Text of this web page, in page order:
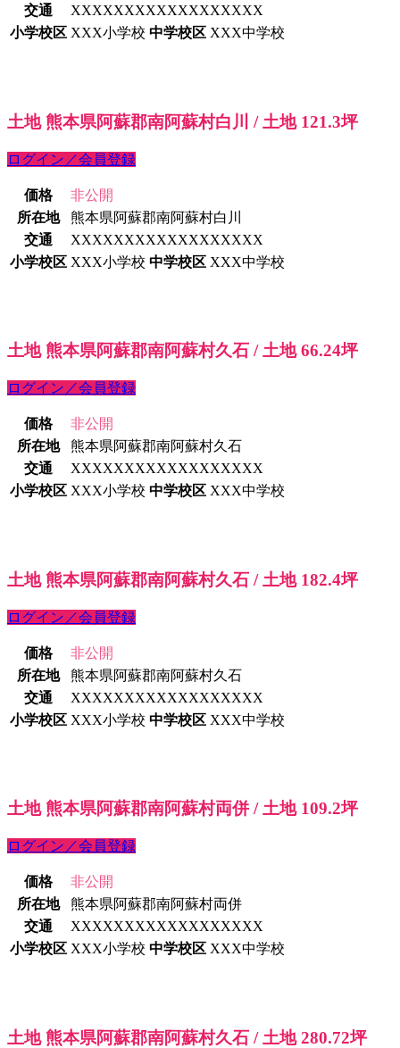
交通
XXXXXXXXXXXXXXXXXX
小学校区 XXX小学校 中学校区 XXX中学校
土地 熊本県阿蘇郡南阿蘇村白川 / 土地 121.3坪
ログイン／会員登録
価格
非公開
所在地
熊本県阿蘇郡南阿蘇村白川
交通
XXXXXXXXXXXXXXXXXX
小学校区 XXX小学校 中学校区 XXX中学校
土地 熊本県阿蘇郡南阿蘇村久石 / 土地 66.24坪
ログイン／会員登録
価格
非公開
所在地
熊本県阿蘇郡南阿蘇村久石
交通
XXXXXXXXXXXXXXXXXX
小学校区 XXX小学校 中学校区 XXX中学校
土地 熊本県阿蘇郡南阿蘇村久石 / 土地 182.4坪
ログイン／会員登録
価格
非公開
所在地
熊本県阿蘇郡南阿蘇村久石
交通
XXXXXXXXXXXXXXXXXX
小学校区 XXX小学校 中学校区 XXX中学校
土地 熊本県阿蘇郡南阿蘇村両併 / 土地 109.2坪
ログイン／会員登録
価格
非公開
所在地
熊本県阿蘇郡南阿蘇村両併
交通
XXXXXXXXXXXXXXXXXX
小学校区 XXX小学校 中学校区 XXX中学校
土地 熊本県阿蘇郡南阿蘇村久石 / 土地 280.72坪